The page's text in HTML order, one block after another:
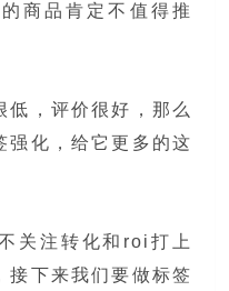
商品肯定不值得推
低，评价很好，那么
强化，给它更多的这
关注转化和roi打上
接下来我们要做标签